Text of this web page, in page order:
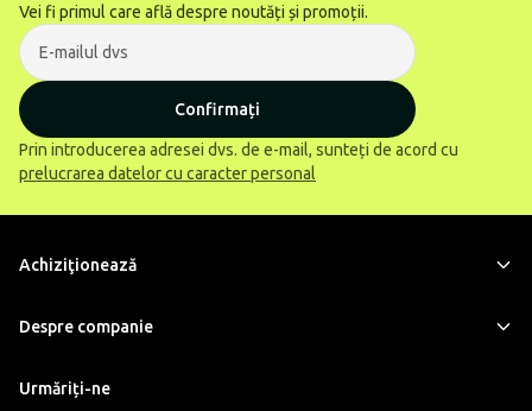
Vei fi primul care află despre noutăți și promoții.
Confirmați
Prin introducerea adresei dvs. de e-mail, sunteți de acord cu
prelucrarea datelor cu caracter personal
Achiziţionează
Despre companie
Urmăriți-ne